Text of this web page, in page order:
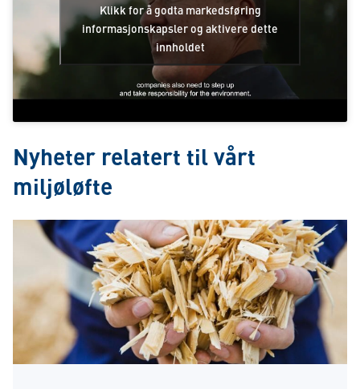
Klikk for å godta markedsføring
informasjonskapsler og aktivere dette
innholdet
Nyheter relatert til vårt
miljøløfte